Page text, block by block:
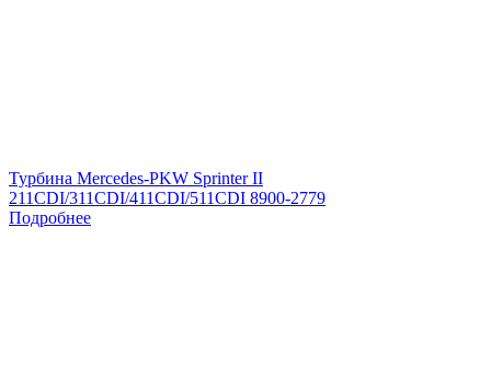
Турбина Mercedes-PKW Sprinter II
211CDI/311CDI/411CDI/511CDI 8900-2779
Подробнее